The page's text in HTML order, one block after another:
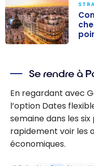
vols pas chers
vers l’Europe
avec les points
Se rendre à
En regardant avec
l’option Dates
semaine dans les
rapidement voir les
économiques.